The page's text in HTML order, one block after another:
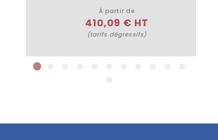
À partir de
410,09 € HT
(tarifs dégressifs)